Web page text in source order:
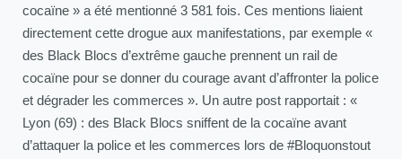
cocaïne » a été mentionné 3 581 fois. Ces mentions liaient
directement cette drogue aux manifestations, par exemple «
des Black Blocs d’extrême gauche prennent un rail de
cocaïne pour se donner du courage avant d’affronter la police
et dégrader les commerces ». Un autre post rapportait : «
Lyon (69) : des Black Blocs sniffent de la cocaïne avant
d’attaquer la police et les commerces lors de #Bloquonstout